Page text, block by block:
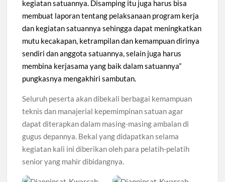
kegiatan satuannya. Disamping itu juga harus bisa
membuat laporan tentang pelaksanaan program kerja
dan kegiatan satuannya sehingga dapat meningkatkan
mutu kecakapan, ketrampilan dan kemampuan dirinya
sendiri dan anggota satuannya, selain juga harus
membina kerjasama yang baik dalam satuannya”
pungkasnya mengakhiri sambutan.
Seluruh peserta akan dibekali berbagai kemampuan
teknis dan manajerial kepemimpinan satuan agar
dapat diterapkan dalam masing-masing ambalan di
gugus depannya. Bekal yang didapatkan selama
kegiatan kali ini diberikan oleh para pelatih-pelatih
senior yang mahir dibidangnya.